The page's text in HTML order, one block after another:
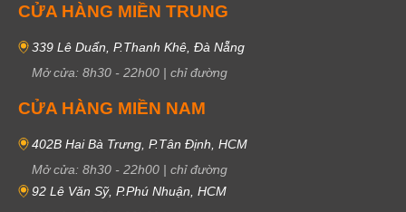
CỬA HÀNG MIỀN TRUNG
339 Lê Duẩn, P.Thanh Khê, Đà Nẵng
Mở cửa: 8h30 - 22h00 | chỉ đường
CỬA HÀNG MIỀN NAM
402B Hai Bà Trưng, P.Tân Định, HCM
Mở cửa: 8h30 - 22h00 | chỉ đường
92 Lê Văn Sỹ, P.Phú Nhuận, HCM